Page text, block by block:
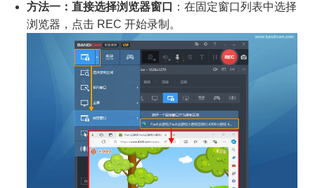
方法一：直接选择浏览器窗口
：在固定窗口列表中选择
浏览器，点击 REC 开始录制。